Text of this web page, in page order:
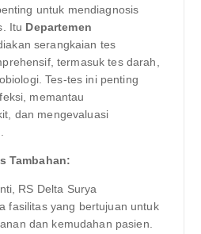
untuk mendiagnosis
Itu Departemen
serangkaian tes
termasuk tes darah,
Tes-tes ini penting
memantau
dan mengevaluasi
Tambahan:
RS Delta Surya
fasilitas yang bertujuan untuk
dan kemudahan pasien.